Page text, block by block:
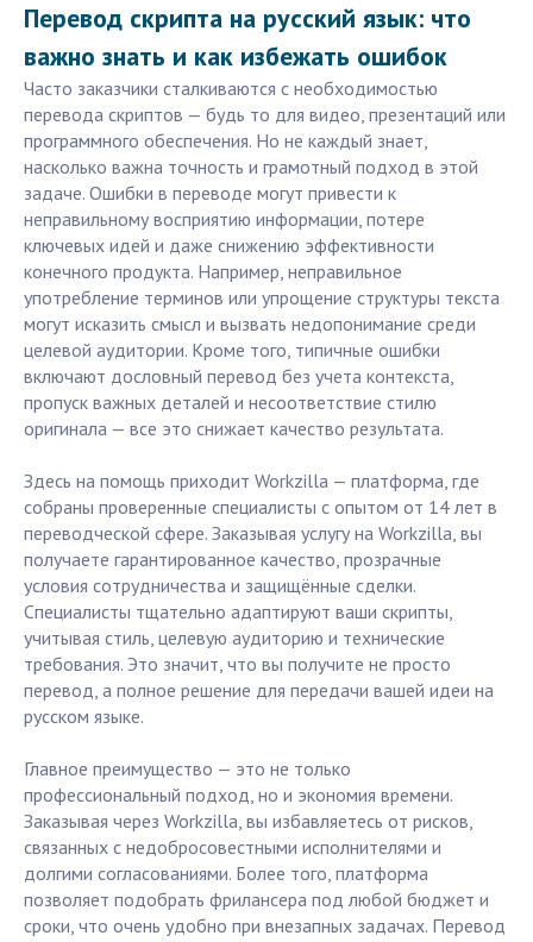
Перевод скрипта на русский язык: что
важно знать и как избежать ошибок
Часто заказчики сталкиваются с необходимостью
перевода скриптов — будь то для видео, презентаций или
программного обеспечения. Но не каждый знает,
насколько важна точность и грамотный подход в этой
задаче. Ошибки в переводе могут привести к
неправильному восприятию информации, потере
ключевых идей и даже снижению эффективности
конечного продукта. Например, неправильное
употребление терминов или упрощение структуры текста
могут исказить смысл и вызвать недопонимание среди
целевой аудитории. Кроме того, типичные ошибки
включают дословный перевод без учета контекста,
пропуск важных деталей и несоответствие стилю
оригинала — все это снижает качество результата.
Здесь на помощь приходит Workzilla — платформа, где
собраны проверенные специалисты с опытом от 14 лет в
переводческой сфере. Заказывая услугу на Workzilla, вы
получаете гарантированное качество, прозрачные
условия сотрудничества и защищённые сделки.
Специалисты тщательно адаптируют ваши скрипты,
учитывая стиль, целевую аудиторию и технические
требования. Это значит, что вы получите не просто
перевод, а полное решение для передачи вашей идеи на
русском языке.
Главное преимущество — это не только
профессиональный подход, но и экономия времени.
Заказывая через Workzilla, вы избавляетесь от рисков,
связанных с недобросовестными исполнителями и
долгими согласованиями. Более того, платформа
позволяет подобрать фрилансера под любой бюджет и
сроки, что очень удобно при внезапных задачах. Перевод